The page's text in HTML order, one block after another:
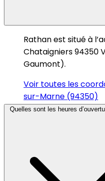
Rathan est situé à
Chataigniers 94350
Gaumont).
Voir toutes les
sur-Marne (94350)
Quelles sont les heures